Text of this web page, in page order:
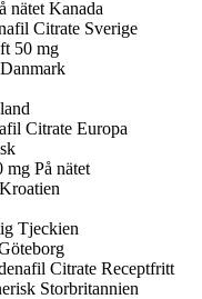
nätet Kanada
Citrate Sverige
50 mg
Citrate Europa
På nätet
Tjeckien
Citrate Receptfritt
Storbritannien